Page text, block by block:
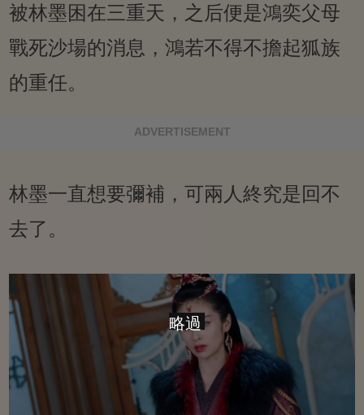
被林墨困在三重天，之后便是鴻奕父母
戰死沙場的消息，鴻若不得不擔起狐族
的重任。
ADVERTISEMENT
林墨一直想要彌補，可兩人終究是回不
去了。
略過